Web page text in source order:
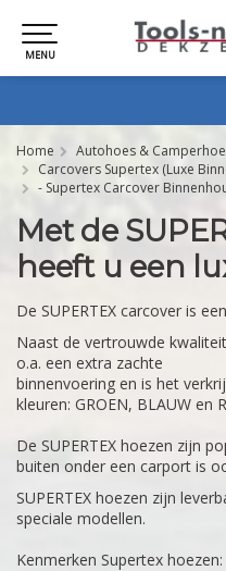
MENU
Home
Autohoes &
Carcovers Supertex (Luxe
- Supertex Carcover
Met de
heeft u een
De SUPERTEX carcover is
Naast de vertrouwde
o.a. een extra zachte
binnenvoering en is het
kleuren: GROEN, BLAUW en
De SUPERTEX hoezen zijn
buiten onder een carport is
SUPERTEX hoezen zijn
speciale modellen.
Kenmerken Supertex hoezen: